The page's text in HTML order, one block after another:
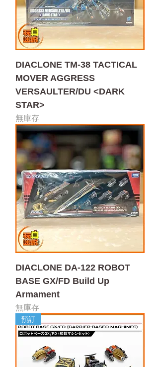
DIACLONE TM-38 TACTICAL
MOVER AGGRESS
VERSAULTER/DU <DARK
STAR>
無庫存
DIACLONE DA-122 ROBOT
BASE GX/FD Build Up
Armament
無庫存
預訂